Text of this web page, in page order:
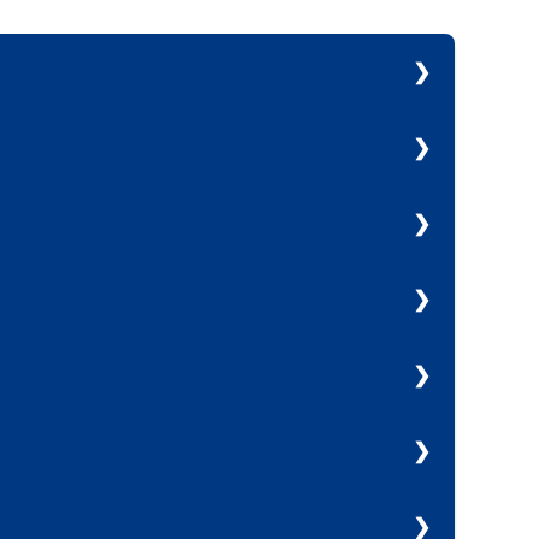
sostitutive di atto di notorietà